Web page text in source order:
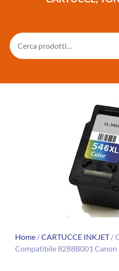
Home /CARTUCCE INKJET/
Compatibile 8288B001 Canon